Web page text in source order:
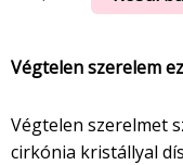
Végtelen szerelem
Végtelen szerelmet
cirkónia kristállyal